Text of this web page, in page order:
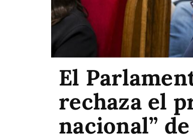
El
rechaza el
nacional”